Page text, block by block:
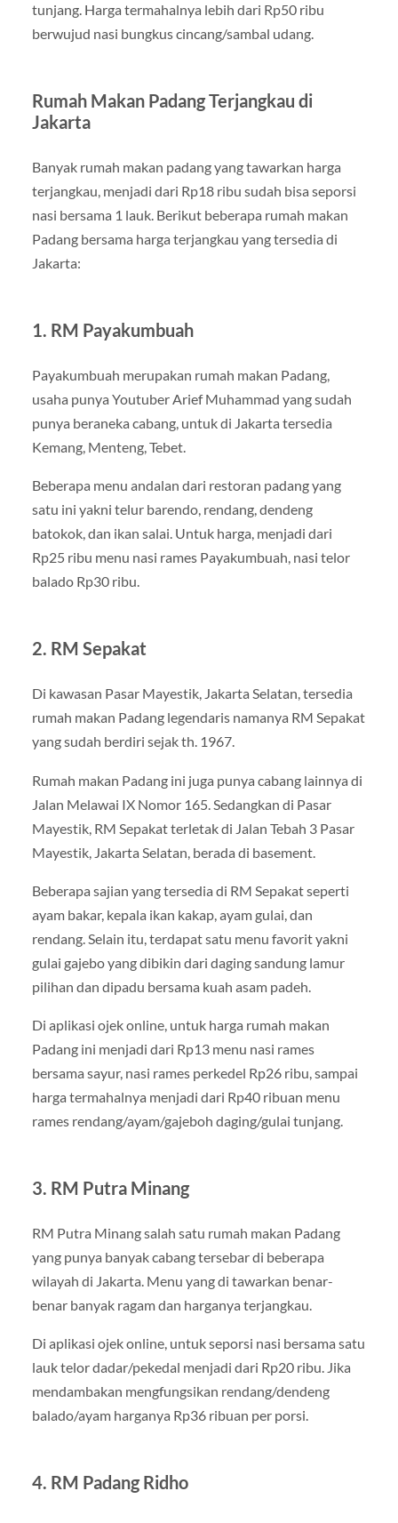
tunjang. Harga termahalnya lebih dari Rp50 ribu
berwujud nasi bungkus cincang/sambal udang.
Rumah Makan Padang Terjangkau di
Jakarta
Banyak rumah makan padang yang tawarkan harga
terjangkau, menjadi dari Rp18 ribu sudah bisa seporsi
nasi bersama 1 lauk. Berikut beberapa rumah makan
Padang bersama harga terjangkau yang tersedia di
Jakarta:
1. RM Payakumbuah
Payakumbuah merupakan rumah makan Padang,
usaha punya Youtuber Arief Muhammad yang sudah
punya beraneka cabang, untuk di Jakarta tersedia
Kemang, Menteng, Tebet.
Beberapa menu andalan dari restoran padang yang
satu ini yakni telur barendo, rendang, dendeng
batokok, dan ikan salai. Untuk harga, menjadi dari
Rp25 ribu menu nasi rames Payakumbuah, nasi telor
balado Rp30 ribu.
2. RM Sepakat
Di kawasan Pasar Mayestik, Jakarta Selatan, tersedia
rumah makan Padang legendaris namanya RM Sepakat
yang sudah berdiri sejak th. 1967.
Rumah makan Padang ini juga punya cabang lainnya di
Jalan Melawai IX Nomor 165. Sedangkan di Pasar
Mayestik, RM Sepakat terletak di Jalan Tebah 3 Pasar
Mayestik, Jakarta Selatan, berada di basement.
Beberapa sajian yang tersedia di RM Sepakat seperti
ayam bakar, kepala ikan kakap, ayam gulai, dan
rendang. Selain itu, terdapat satu menu favorit yakni
gulai gajebo yang dibikin dari daging sandung lamur
pilihan dan dipadu bersama kuah asam padeh.
Di aplikasi ojek online, untuk harga rumah makan
Padang ini menjadi dari Rp13 menu nasi rames
bersama sayur, nasi rames perkedel Rp26 ribu, sampai
harga termahalnya menjadi dari Rp40 ribuan menu
rames rendang/ayam/gajeboh daging/gulai tunjang.
3. RM Putra Minang
RM Putra Minang salah satu rumah makan Padang
yang punya banyak cabang tersebar di beberapa
wilayah di Jakarta. Menu yang di tawarkan benar-
benar banyak ragam dan harganya terjangkau.
Di aplikasi ojek online, untuk seporsi nasi bersama satu
lauk telor dadar/pekedal menjadi dari Rp20 ribu. Jika
mendambakan mengfungsikan rendang/dendeng
balado/ayam harganya Rp36 ribuan per porsi.
4. RM Padang Ridho